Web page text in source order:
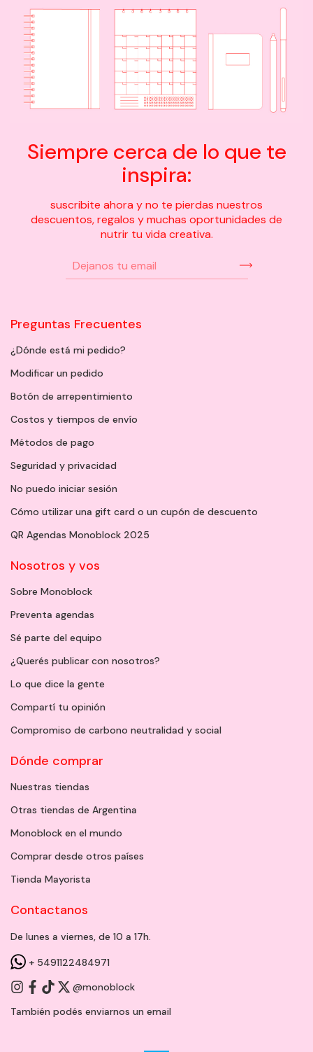
Siempre cerca de lo que te
inspira:
suscribite ahora y no te pierdas nuestros
descuentos, regalos y muchas oportunidades de
nutrir tu vida creativa.
Preguntas Frecuentes
¿Dónde está mi pedido?
Modificar un pedido
Botón de arrepentimiento
Costos y tiempos de envío
Métodos de pago
Seguridad y privacidad
No puedo iniciar sesión
Cómo utilizar una gift card o un cupón de descuento
QR Agendas Monoblock 2025
Nosotros y vos
Sobre Monoblock
Preventa agendas
Sé parte del equipo
¿Querés publicar con nosotros?
Lo que dice la gente
Compartí tu opinión
Compromiso de carbono neutralidad y social
Dónde comprar
Nuestras tiendas
Otras tiendas de Argentina
Monoblock en el mundo
Comprar desde otros países
Tienda Mayorista
Contactanos
De lunes a viernes, de 10 a 17h.
+ 5491122484971
@monoblock
También podés enviarnos un email